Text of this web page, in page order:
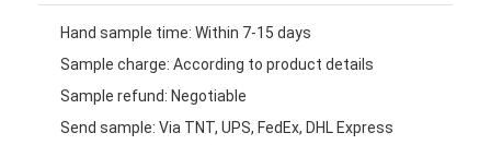
Προσαρμοσμένο κόκκινο πακέτο
Hand sample time: Within 7-15 days
Sample charge: According to product details
Sample refund: Negotiable
Send sample: Via TNT, UPS, FedEx, DHL Express